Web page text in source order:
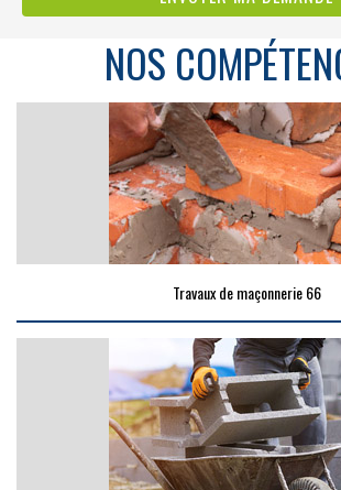
NOS
Travaux de maçonnerie 66